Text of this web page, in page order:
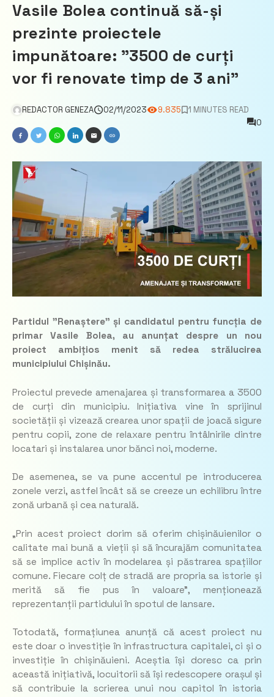
Vasile Bolea continuă să-și
prezinte proiectele
impunătoare: ”3500 de curți
vor fi renovate timp de 3 ani”
REDACTOR GENEZA 02/11/2023 9.835
1 MINUTES READ
0
Partidul ”Renaștere” și candidatul pentru funcția de
primar Vasile Bolea, au anunțat despre un nou
proiect ambițios menit să redea strălucirea
municipiului Chișinău.
Proiectul prevede amenajarea și transformarea a 3500
de curți din municipiu. Inițiativa vine în sprijinul
societății și vizează crearea unor spații de joacă sigure
pentru copii, zone de relaxare pentru întâlnirile dintre
locatari și instalarea unor bănci noi, moderne.
De asemenea, se va pune accentul pe introducerea
zonele verzi, astfel încât să se creeze un echilibru între
zonă urbană și cea naturală.
„Prin acest proiect dorim să oferim chișinăuienilor o
calitate mai bună a vieții și să încurajăm comunitatea
să se implice activ în modelarea și păstrarea spațiilor
comune. Fiecare colț de stradă are propria sa istorie și
merită să fie pus în valoare”, menționează
reprezentanții partidului în spotul de lansare.
Totodată, formațiunea anunță că acest proiect nu
este doar o investiție în infrastructura capitalei, ci și o
investiție în chișinăuieni. Aceștia își doresc ca prin
această inițiativă, locuitorii să își redescopere orașul și
să contribuie la scrierea unui nou capitol în istoria